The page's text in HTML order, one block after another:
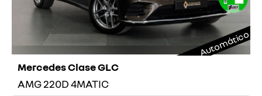
Automático
Mercedes Clase GLC
AMG 220D 4MATIC